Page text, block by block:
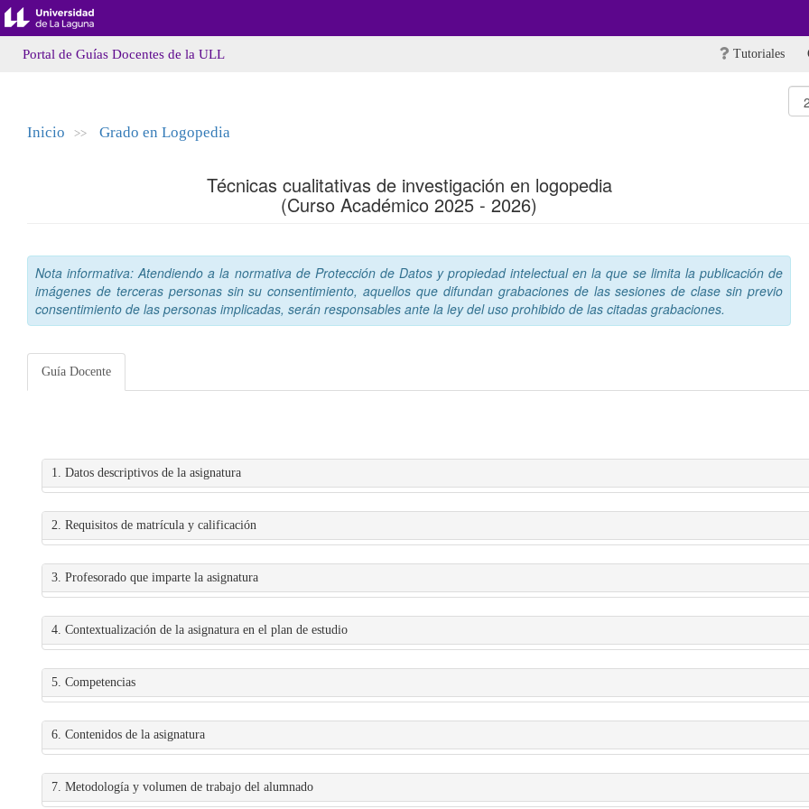
Portal de Guías Docentes de la ULL Tutoriales
Inicio >> Grado en Logopedia
Técnicas cualitativas de investigación en logopedia
(Curso Académico 2025 - 2026)
Nota informativa: Atendiendo a la normativa de Protección de Datos y propiedad intelectual en la que se limita la publicación de
imágenes de terceras personas sin su consentimiento, aquellos que difundan grabaciones de las sesiones de clase sin previo
consentimiento de las personas implicadas, serán responsables ante la ley del uso prohibido de las citadas grabaciones.
Guía Docente
1. Datos descriptivos de la asignatura
2. Requisitos de matrícula y calificación
3. Profesorado que imparte la asignatura
4. Contextualización de la asignatura en el plan de estudio
5. Competencias
6. Contenidos de la asignatura
7. Metodología y volumen de trabajo del alumnado